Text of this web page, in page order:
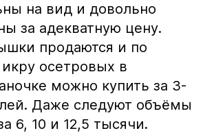
на вид и довольно
за адекватную цену.
продаются и по
осетровых в
можно купить за 3-
Даже следуют объёмы
6, 10 и 12,5 тысячи.